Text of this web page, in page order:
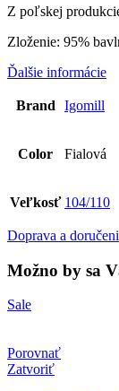
Z poľskej
Zloženie: 95%
Ďalšie informácie
Brand Igomill
Color Fialová
Veľkosť 104/110
Doprava a
Možno by sa
Sale
Porovnať
Zatvoriť